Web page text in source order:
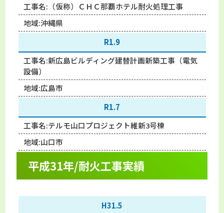
工事名: （仮称）ＣＨＣ那覇ホテル耐火処理工事
地域:沖縄県
R1.9
工事名:新広島ビルディング建替計画新築工事（電気
設備）
地域:広島市
R1.7
工事名:テルモ山口プロジェクト維新3号棟
地域:山口市
平成31年/耐火工事実績
H31.5